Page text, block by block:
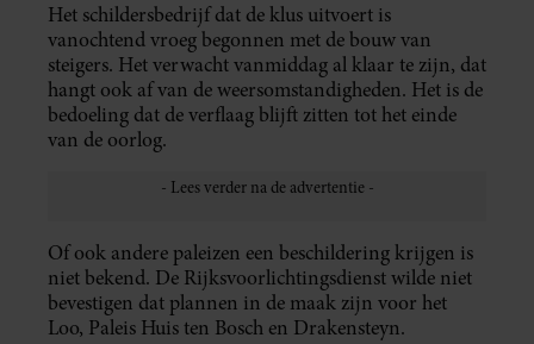
Het schildersbedrijf dat de klus uitvoert is
vanochtend vroeg begonnen met de bouw van
steigers. Het verwacht vanmiddag al klaar te zijn, dat
hangt ook af van de weersomstandigheden. Het is de
bedoeling dat de verflaag blijft zitten tot het einde
van de oorlog.
Of ook andere paleizen een beschildering krijgen is
niet bekend. De Rijksvoorlichtingsdienst wilde niet
bevestigen dat plannen in de maak zijn voor het
Loo, Paleis Huis ten Bosch en Drakensteyn.